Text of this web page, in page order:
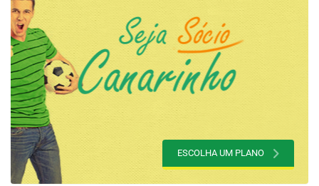
ESCOLHA UM PLANO